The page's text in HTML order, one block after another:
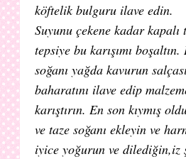
köftelik bulguru ilave edin.
Suyunu çekene kadar
tepsiye bu karışımı
soğanı yağda kavurun
baharatını ilave edip
karıştırın. En son kıymış
ve taze soğanı ekleyin ve
iyice yoğurun ve dilediğin,iz